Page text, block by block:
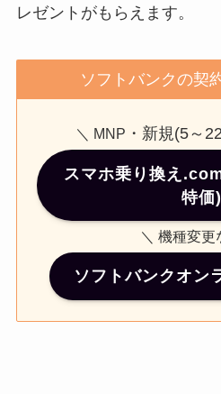
レゼントがもらえます。
ソフトバンクの契
＼ MNP ・新規(5～
スマホ乗り換え
特価)
＼ 機種変更
ソフトバンクオン